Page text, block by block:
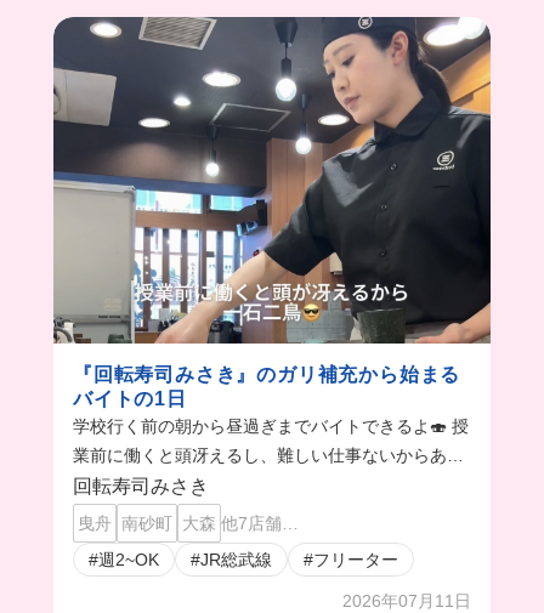
『回転寿司みさき』のガリ補充から始まる
バイトの1日
学校行く前の朝から昼過ぎまでバイトできるよ🍣 授
業前に働くと頭冴えるし、難しい仕事ないからあっ
という間に時間が過ぎる🫢 サクッと働いて豪華なま
かない食べて学校行けるの最高🎵
回転寿司みさき
曳舟 南砂町 大森 他7店舗…
#週2~OK
#JR総武線 #フリーター
2026年07月11日